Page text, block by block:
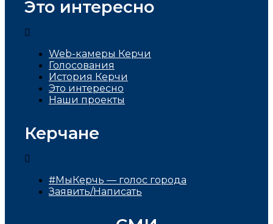
Это интересно
Web-камеры Керчи
Голосования
История Керчи
Это интересно
Наши проекты
Керчане
#МыКерчь — голос города
Заявить/Написать